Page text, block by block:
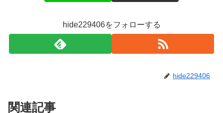
hide229406をフォローする
hide229406
関連記事